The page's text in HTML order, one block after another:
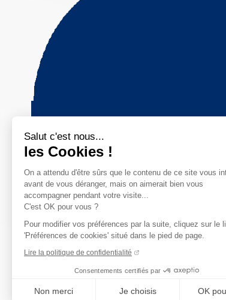
Salut c'est nous...
les Cookies !
On a attendu d'être sûrs que le contenu de ce site vous
avant de vous déranger, mais on aimerait bien vous
accompagner pendant votre visite...
C'est OK pour vous ?
Pour modifier vos préférences par la suite, cliquez sur le
'Préférences de cookies' situé dans le pied de page.
Lire la politique de confidentialité
Consentements certifiés par
Non merci Je choisis OK